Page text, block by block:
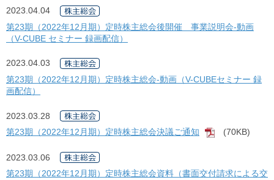
2023.04.04
第23期（2022年12月期）定時株主総会後開催 事業説明会-動画
（V-CUBE セミナー 録画配信）
2023.04.03
第23期（2022年12月期）定時株主総会-動画（V-CUBEセミナー 録
画配信）
2023.03.28
第23期（2022年12月期）定時株主総会決議ご通知
[PDF]
(70KB)
2023.03.06
第23期（2022年12月期）定時株主総会資料（書面交付請求による交